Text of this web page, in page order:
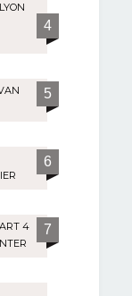
4
5
6
4
7